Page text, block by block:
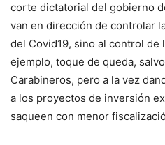
corte dictatorial del gobierno
van en dirección de controlar
del Covid19, sino al control de
ejemplo, toque de queda,
Carabineros, pero a la vez
a los proyectos de inversión
saqueen con menor